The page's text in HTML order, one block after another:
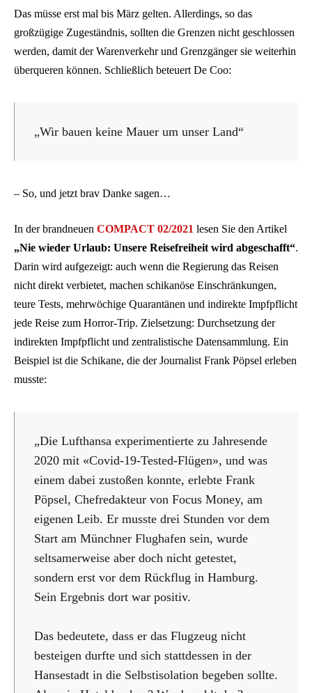
Das müsse erst mal bis März gelten. Allerdings, so das
großzügige Zugeständnis, sollten die Grenzen nicht geschlossen
werden, damit der Warenverkehr und Grenzgänger sie weiterhin
überqueren können. Schließlich beteuert De Coo:
„Wir bauen keine Mauer um unser Land“
– So, und jetzt brav Danke sagen…
In der brandneuen COMPACT 02/2021 lesen Sie den Artikel
„Nie wieder Urlaub: Unsere Reisefreiheit wird abgeschafft“.
Darin wird aufgezeigt: auch wenn die Regierung das Reisen
nicht direkt verbietet, machen schikanöse Einschränkungen,
teure Tests, mehrwöchige Quarantänen und indirekte Impfpflicht
jede Reise zum Horror-Trip. Zielsetzung: Durchsetzung der
indirekten Impfpflicht und zentralistische Datensammlung. Ein
Beispiel ist die Schikane, die der Journalist Frank Pöpsel erleben
musste:
„Die Lufthansa experimentierte zu Jahresende
2020 mit «Covid-19-Tested-Flügen», und was
einem dabei zustoßen konnte, erlebte Frank
Pöpsel, Chefredakteur von Focus Money, am
eigenen Leib. Er musste drei Stunden vor dem
Start am Münchner Flughafen sein, wurde
seltsamerweise aber doch nicht getestet,
sondern erst vor dem Rückflug in Hamburg.
Sein Ergebnis dort war positiv.
Das bedeutete, dass er das Flugzeug nicht
besteigen durfte und sich stattdessen in der
Hansestadt in die Selbstisolation begeben sollte.